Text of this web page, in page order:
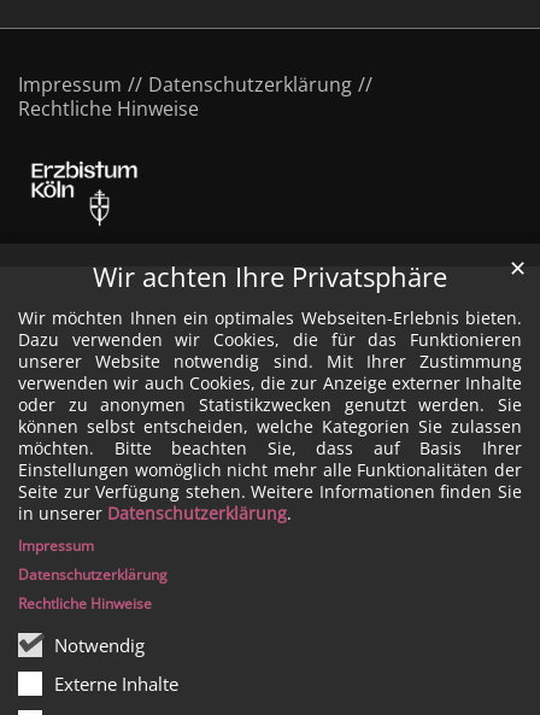
Wir achten Ihre Privatsphäre
Wir möchten Ihnen ein optimales Webseiten-Erlebnis bieten.
Dazu verwenden wir Cookies, die für das Funktionieren
unserer Website notwendig sind. Mit Ihrer Zustimmung
verwenden wir auch Cookies, die zur Anzeige externer Inhalte
oder zu anonymen Statistikzwecken genutzt werden. Sie
können selbst entscheiden, welche Kategorien Sie zulassen
möchten. Bitte beachten Sie, dass auf Basis Ihrer
Einstellungen womöglich nicht mehr alle Funktionalitäten der
Seite zur Verfügung stehen. Weitere Informationen finden Sie
in unserer Datenschutzerklärung.
Notwendig
Externe Inhalte
✕
Impressum
Datenschutzerklärung
Rechtliche Hinweise
Impressum
Datenschutzerklärung
Rechtliche Hinweise